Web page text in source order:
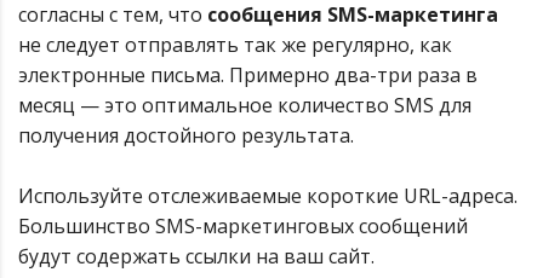
согласны с тем, что сообщения SMS-маркетинга
не следует отправлять так же регулярно, как
электронные письма. Примерно два-три раза в
месяц — это оптимальное количество SMS для
получения достойного результата.
Используйте отслеживаемые короткие URL-адреса.
Большинство SMS-маркетинговых сообщений
будут содержать ссылки на ваш сайт.